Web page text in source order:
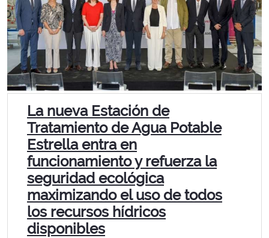
La nueva Estación de
Tratamiento de Agua Potable
Estrella entra en
funcionamiento y refuerza la
seguridad ecológica
maximizando el uso de todos
los recursos hídricos
disponibles